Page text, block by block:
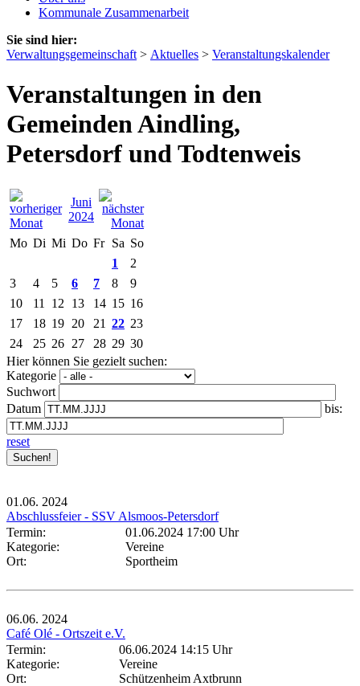
Kommunale Zusammenarbeit
Sie sind hier:
Verwaltungsgemeinschaft > Aktuelles > Veranstaltungskalender
Veranstaltungen in den
Gemeinden Aindling,
Petersdorf und Todtenweis
Juni
2024
Mo Di Mi Do Fr Sa So
1
2
3
4 5 6 7 8
9
10
11 12 13 14 15 16
17
18 19 20 21 22 23
24
25 26 27 28 29 30
Hier können Sie gezielt suchen:
Kategorie
Suchwort
Datum
bis:
reset
01.06. 2024
Abschlussfeier - SSV Alsmoos-Petersdorf
Termin:
01.06.2024 17:00 Uhr
Kategorie:
Vereine
Ort:
Sportheim
06.06. 2024
Café Olé - Ortszeit e.V.
Termin:
06.06.2024 14:15 Uhr
Kategorie:
Vereine
Ort:
Schützenheim Axtbrunn